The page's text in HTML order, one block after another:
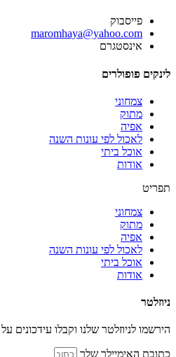
פייסבוק
‫maromhaya@yahoo.com
אינסטגרם
לינקים פופולרים
צמחוני
מתוק
אפיה
לאכול לפי עונות השנה
אוכל ביתי
אודות
תפריט
צמחוני
מתוק
אפיה
לאכול לפי עונות השנה
אוכל ביתי
אודות
ניוזלטר
הירשמו לניוזלטר שלנו וקבלו עידכונים
כתובת האימיילך שלך